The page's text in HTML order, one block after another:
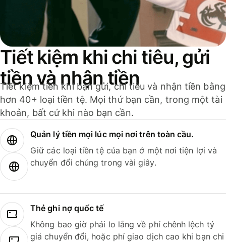
Tiết kiệm khi chi tiêu, gửi
tiền và nhận tiền
Tiết kiệm tiền khi bạn gửi, chi tiêu và nhận tiền bằng
hơn 40+ loại tiền tệ. Mọi thứ bạn cần, trong một tài
khoản, bất cứ khi nào bạn cần.
Quản lý tiền mọi lúc mọi nơi trên toàn cầu.
Giữ các loại tiền tệ của bạn ở một nơi tiện lợi và
chuyển đổi chúng trong vài giây.
Thẻ ghi nợ quốc tế
Không bao giờ phải lo lắng về phí chênh lệch tỷ
giá chuyển đổi, hoặc phí giao dịch cao khi bạn chi